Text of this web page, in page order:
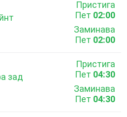
Пристига
Пет 02:00
Заминава
Пет 02:00
зад
Пристига
Пет 04:30
Заминава
Пет 04:30